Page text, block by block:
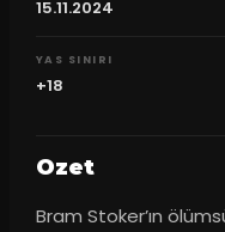
15.11.2024
YAS SINIRI
+18
Ozet
Bram Stoker’ın